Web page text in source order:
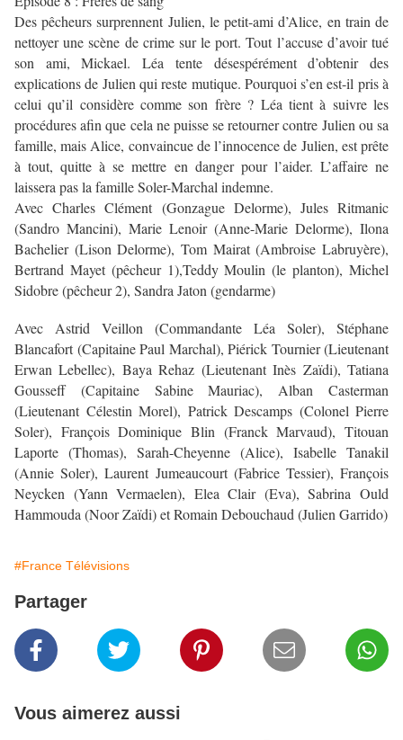
Des pêcheurs surprennent Julien, le petit-ami d’Alice, en train de
nettoyer une scène de crime sur le port. Tout l’accuse d’avoir tué
son ami, Mickael. Léa tente désespérément d’obtenir des
explications de Julien qui reste mutique. Pourquoi s’en est-il pris à
celui qu’il considère comme son frère ? Léa tient à suivre les
procédures afin que cela ne puisse se retourner contre Julien ou sa
famille, mais Alice, convaincue de l’innocence de Julien, est prête
à tout, quitte à se mettre en danger pour l’aider. L’affaire ne
laissera pas la famille Soler-Marchal indemne.
Avec Charles Clément (Gonzague Delorme), Jules Ritmanic
(Sandro Mancini), Marie Lenoir (Anne-Marie Delorme), Ilona
Bachelier (Lison Delorme), Tom Mairat (Ambroise Labruyère),
Bertrand Mayet (pêcheur 1),Teddy Moulin (le planton), Michel
Sidobre (pêcheur 2), Sandra Jaton (gendarme)
Avec Astrid Veillon (Commandante Léa Soler), Stéphane
Blancafort (Capitaine Paul Marchal), Piérick Tournier (Lieutenant
Erwan Lebellec), Baya Rehaz (Lieutenant Inès Zaïdi), Tatiana
Gousseff (Capitaine Sabine Mauriac), Alban Casterman
(Lieutenant Célestin Morel), Patrick Descamps (Colonel Pierre
Soler), François Dominique Blin (Franck Marvaud), Titouan
Laporte (Thomas), Sarah-Cheyenne (Alice), Isabelle Tanakil
(Annie Soler), Laurent Jumeaucourt (Fabrice Tessier), François
Neycken (Yann Vermaelen), Elea Clair (Eva), Sabrina Ould
Hammouda (Noor Zaïdi) et Romain Debouchaud (Julien Garrido)
#France Télévisions
Partager
Vous aimerez aussi